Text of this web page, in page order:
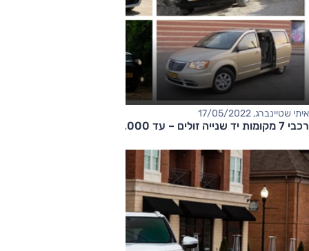
איתי שטיינברג, 17/05/2022
רכבי 7 מקומות יד שנייה זולים – עד 70,000 שקלים